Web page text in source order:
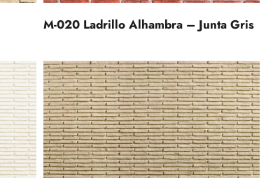
M-020 Ladrillo Alhambra – Junta Gris